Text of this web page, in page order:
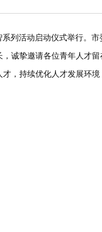
列活动启动仪式举行。
诚挚邀请各位青年人才
，持续优化人才发展环